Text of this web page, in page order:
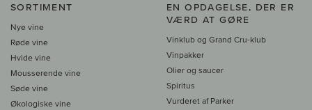
SORTIMENT
Nye vine
Røde vine
Hvide vine
Mousserende vine
Søde vine
Økologiske vine
EN OPDAGELSE, DER ER
VÆRD AT GØRE
Vinklub og Grand Cru-klub
Vinpakker
Olier og saucer
Spiritus
Vurderet af Parker